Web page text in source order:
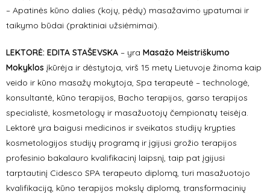
– Apatinės kūno dalies (kojų, pėdų) masažavimo ypatumai ir
taikymo būdai (praktiniai užsiėmimai).
LEKTORĖ: EDITA STAŠEVSKA – yra Masažo Meistriškumo
Mokyklos įkūrėja ir dėstytoja, virš 15 metų Lietuvoje žinoma kaip
veido ir kūno masažų mokytoja, Spa terapeutė – technologė,
konsultantė, kūno terapijos, Bacho terapijos, garso terapijos
specialistė, kosmetologų ir masažuotojų čempionatų teisėja.
Lektorė yra baigusi medicinos ir sveikatos studijų krypties
kosmetologijos studijų programą ir įgijusi grožio terapijos
profesinio bakalauro kvalifikacinį laipsnį, taip pat įgijusi
tarptautinį Cidesco SPA terapeuto diplomą, turi masažuotojo
kvalifikaciją, kūno terapijos mokslų diplomą, transformacinių